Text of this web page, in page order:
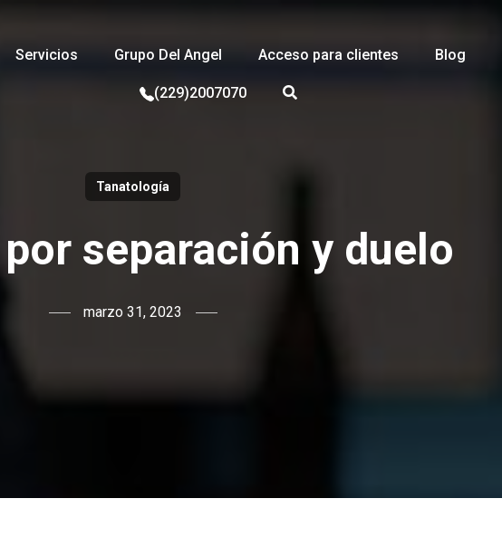
Servicios Grupo Del Angel Acceso para clientes Blog
(229)2007070
Tanatología
separación y duelo
marzo 31, 2023